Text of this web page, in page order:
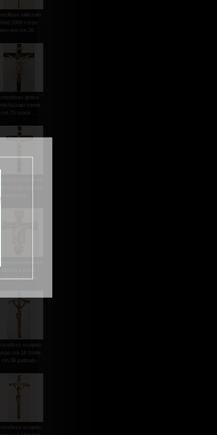
stilizzato
mod.2000 corpo
oro cm.20 ...
gotico
corpo
cm.75 croce ...
(articolo ...
scolpito
cm.16 totale
cm.36 patinato
scolpito